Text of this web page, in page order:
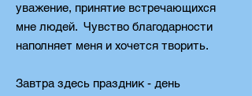
уважение, принятие встречающихся
мне людей. Чувство благодарности
наполняет меня и хочется творить.
Завтра здесь праздник - день